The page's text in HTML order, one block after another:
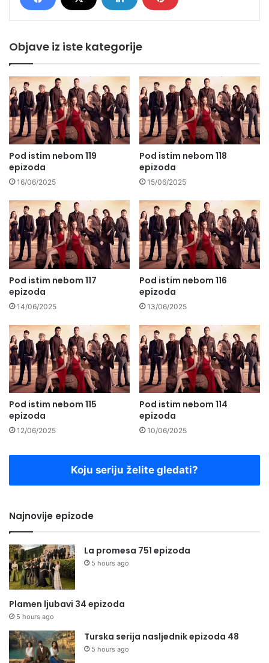
Objave iz iste kategorije
Pod istim nebom 119
epizoda
16/06/2025
Pod istim nebom 118
epizoda
15/06/2025
Pod istim nebom 117
epizoda
14/06/2025
Pod istim nebom 116
epizoda
13/06/2025
Pod istim nebom 115
epizoda
12/06/2025
Pod istim nebom 114
epizoda
10/06/2025
Koju seriju želite gledati?
Najnovije epizode
La promesa 751 epizoda
5 hours ago
Plamen ljubavi 34 epizoda
5 hours ago
Turska serija nasljednik epizoda 48
5 hours ago